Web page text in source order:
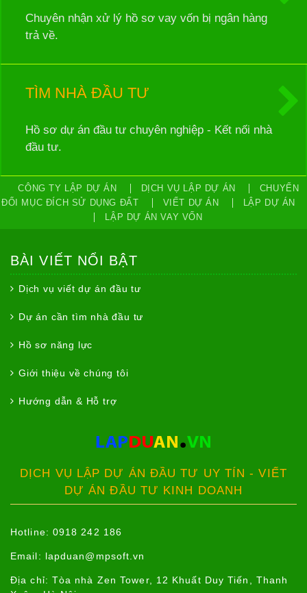
Chuyên nhận xử lý hồ sơ vay vốn bị ngân hàng
trả về.
TÌM NHÀ ĐẦU TƯ
Hồ sơ dự án đầu tư chuyên nghiệp - Kết nối nhà
đầu tư.
CÔNG TY LẬP DỰ ÁN DỊCH VỤ LẬP DỰ ÁN
CHUYỂN
ĐỔI MỤC ĐÍCH SỬ DỤNG ĐẤT
VIẾT DỰ ÁN
LẬP DỰ ÁN
LẬP DỰ ÁN VAY VỐN
BÀI VIẾT NỔI BẬT
Dịch vụ viết dự án đầu tư
Dự án cần tìm nhà đầu tư
Hồ sơ năng lực
Giới thiệu về chúng tôi
Hướng dẫn & Hỗ trợ
DỊCH VỤ LẬP DỰ ÁN ĐẦU TƯ UY TÍN - VIẾT
DỰ ÁN ĐẦU TƯ KINH DOANH
Hotline: 0918 242 186
Email: lapduan@mpsoft.vn
Địa chỉ: Tòa nhà Zen Tower, 12 Khuất Duy Tiến, Thanh